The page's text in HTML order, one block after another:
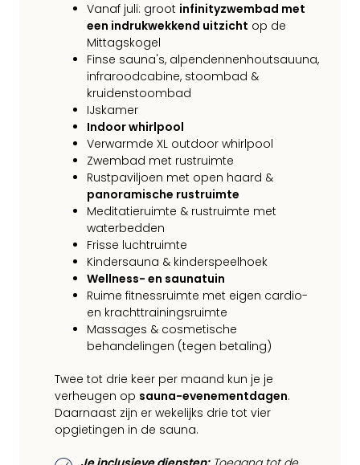
Vanaf juli: groot infinityzwembad met
een indrukwekkend uitzicht op de
Mittagskogel
Finse sauna's, alpendennenhoutsauuna,
infraroodcabine, stoombad &
kruidenstoombad
IJskamer
Indoor whirlpool
Verwarmde XL outdoor whirlpool
Zwembad met rustruimte
Rustpaviljoen met open haard &
panoramische rustruimte
Meditatieruimte & rustruimte met
waterbedden
Frisse luchtruimte
Kindersauna & kinderspeelhoek
Wellness- en saunatuin
Ruime fitnessruimte met eigen cardio-
en krachttrainingsruimte
Massages & cosmetische
behandelingen (tegen betaling)
Twee tot drie keer per maand kun je je
verheugen op sauna-evenementdagen.
Daarnaast zijn er wekelijks drie tot vier
opgietingen in de sauna.